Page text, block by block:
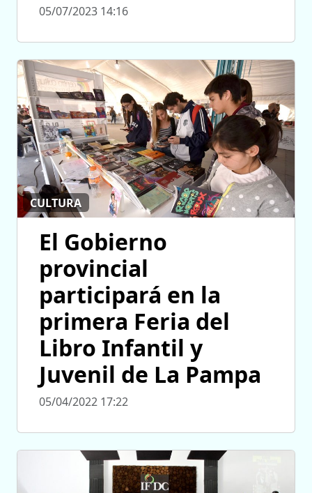
05/07/2023 14:16
CULTURA
El Gobierno
provincial
participará en la
primera Feria del
Libro Infantil y
Juvenil de La Pampa
05/04/2022 17:22